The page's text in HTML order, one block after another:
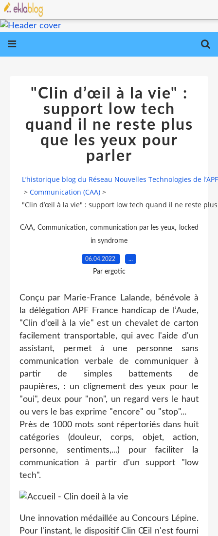
"Clin d’œil à la vie" :
support low tech
quand il ne reste plus
que les yeux pour
parler
L’historique blog du Réseau Nouvelles Technologies de
> Communication (CAA) >
"Clin d’œil à la vie" : support low tech quand il ne reste
CAA, Communication, communication par les yeux,
locked
in syndrome
06.04.2022 …
Par ergotic
Conçu par Marie-France Lalande, bénévole à
la délégation APF France handicap de l’Aude,
"Clin d’œil à la vie" est un chevalet de carton
facilement transportable, qui avec l'aide d'un
assistant, permet à une personne sans
communication verbale
de communiquer à
partir de simples battements de
paupières, : un clignement des yeux pour le
"oui", deux pour "non", un regard vers le haut
ou vers le bas exprime "encore" ou "stop"...
Près de 1000 mots sont répertoriés dans huit
catégories (douleur, corps, objet, action,
personne, sentiments,...) pour faciliter la
communication à partir d'un support "low
tech".
Une innovation médaillée au Concours Lépine.
Pour l'instant, le dispositif Clin Œil n'est fourni